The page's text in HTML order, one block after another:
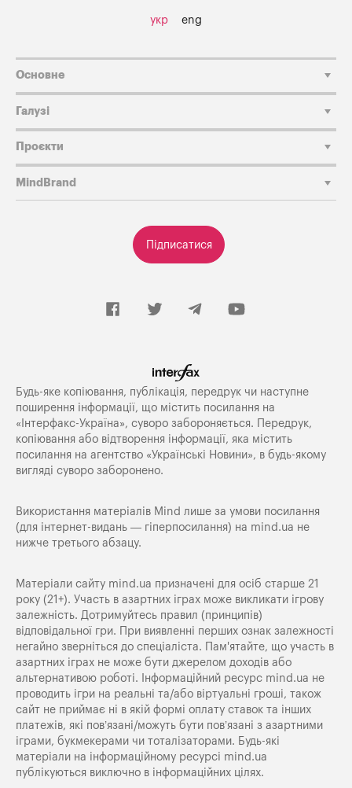
укр eng
Підписатися
Основне
Галузі
Проєкти
MindBrand
Будь-яке копiювання, публiкацiя, передрук чи наступне
поширення iнформацiї, що мiстить посилання на
«Iнтерфакс-Україна», суворо забороняється. Передрук,
копіювання або відтворення інформації, яка містить
посилання на агентство «Українські Новини», в будь-якому
вигляді суворо заборонено.
Використання матеріалів Mind лише за умови посилання
(для інтернет-видань — гіперпосилання) на mind.ua не
нижче третього абзацу.
Матеріали сайту mind.ua призначені для осіб старше 21
року (21+). Участь в азартних іграх може викликати ігрову
залежність. Дотримуйтесь правил (принципів)
відповідальної гри. При виявленні перших ознак залежності
негайно зверніться до спеціаліста. Пам'ятайте, що участь в
азартних іграх не може бути джерелом доходів або
альтернативою роботі. Інформаційний ресурс mind.ua не
проводить ігри на реальні та/або віртуальні гроші, також
сайт не приймає ні в якій формі оплату ставок та інших
платежів, які пов’язані/можуть бути пов’язані з азартними
іграми, букмекерами чи тоталізаторами. Будь-які
матеріали на інформаційному ресурсі mind.ua
публікуються виключно в інформаційних цілях.